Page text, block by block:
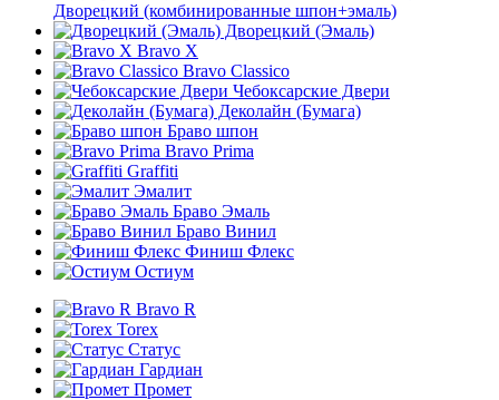
Дворецкий (комбинированные шпон+эмаль)
Дворецкий (Эмаль)
Bravo X
Bravo Classico
Чебоксарские Двери
Деколайн (Бумага)
Браво шпон
Bravo Prima
Graffiti
Эмалит
Браво Эмаль
Браво Винил
Финиш Флекс
Остиум
Bravo R
Torex
Статус
Гардиан
Промет